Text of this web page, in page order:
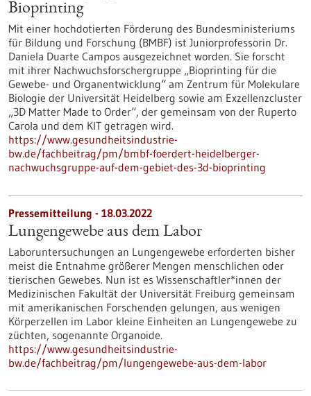
Bioprinting
Mit einer hochdotierten Förderung des Bundesministeriums
für Bildung und Forschung (BMBF) ist Juniorprofessorin Dr.
Daniela Duarte Campos ausgezeichnet worden. Sie forscht
mit ihrer Nachwuchsforschergruppe „Bioprinting für die
Gewebe- und Organentwicklung“ am Zentrum für Molekulare
Biologie der Universität Heidelberg sowie am Exzellenzcluster
„3D Matter Made to Order“, der gemeinsam von der Ruperto
Carola und dem KIT getragen wird.
https://www.gesundheitsindustrie-
bw.de/fachbeitrag/pm/bmbf-foerdert-heidelberger-
nachwuchsgruppe-auf-dem-gebiet-des-3d-bioprinting
Pressemitteilung - 18.03.2022
Lungengewebe aus dem Labor
Laboruntersuchungen an Lungengewebe erforderten bisher
meist die Entnahme größerer Mengen menschlichen oder
tierischen Gewebes. Nun ist es Wissenschaftler*innen der
Medizinischen Fakultät der Universität Freiburg gemeinsam
mit amerikanischen Forschenden gelungen, aus wenigen
Körperzellen im Labor kleine Einheiten an Lungengewebe zu
züchten, sogenannte Organoide.
https://www.gesundheitsindustrie-
bw.de/fachbeitrag/pm/lungengewebe-aus-dem-labor